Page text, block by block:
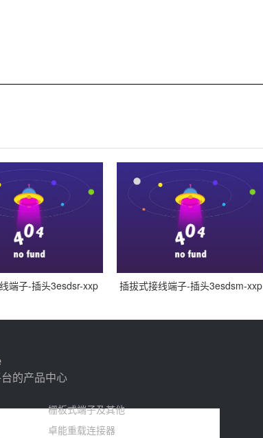
端子-插头3esdsr-xxp
插拔式接线端子-插头3esdsm-xxp
的产品中心
栅板式端子及其他
卓能重载连接器